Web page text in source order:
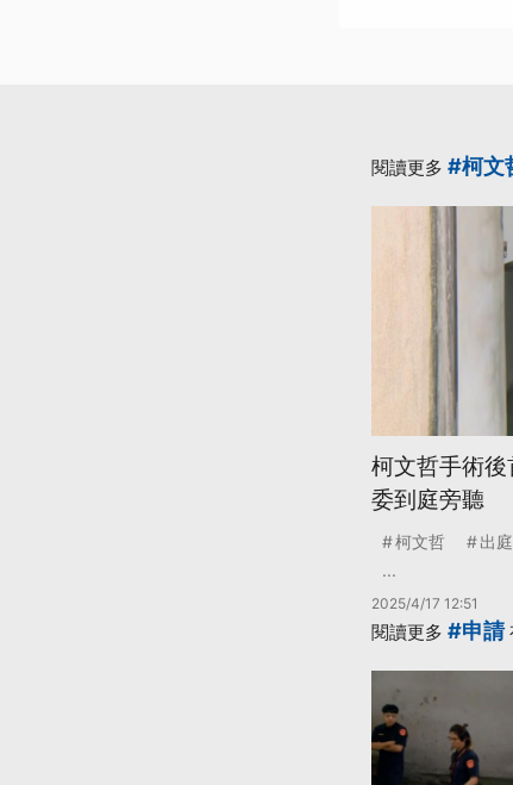
閱讀更多 #柯文
柯文哲手術
委到庭旁聽
柯文哲 出庭
...
2025/4/17 12:51
閱讀更多 #申請